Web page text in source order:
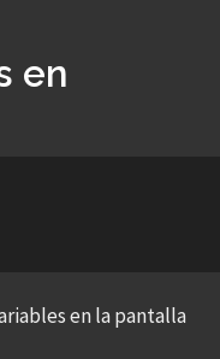
en
en la pantalla